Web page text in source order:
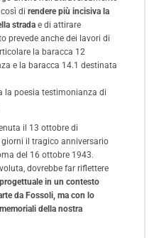
di rendere più incisiva la
strada e di attirare
prevede anche dei lavori di
la baracca 12
e la baracca 14.1 destinata
la poesia testimonianza di
il 13 ottobre di
giorni il tragico anniversario
del 16 ottobre 1943.
dovrebbe far riflettere
in un contesto
da Fossoli, ma con lo
della nostra